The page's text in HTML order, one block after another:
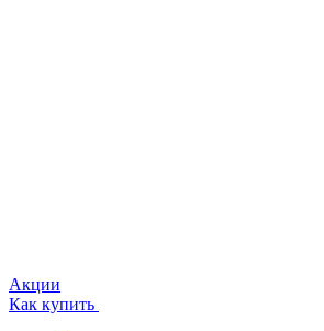
Акции
Как купить